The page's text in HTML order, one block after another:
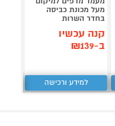
מעל מכונת כביסה
בחדר השרות
קנה עכשיו
ב-₪139
למידע ורכישה